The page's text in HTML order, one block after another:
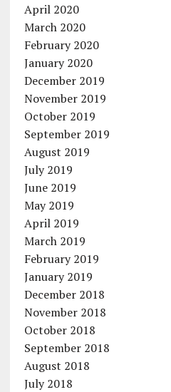
April 2020
March 2020
February 2020
January 2020
December 2019
November 2019
October 2019
September 2019
August 2019
July 2019
June 2019
May 2019
April 2019
March 2019
February 2019
January 2019
December 2018
November 2018
October 2018
September 2018
August 2018
July 2018